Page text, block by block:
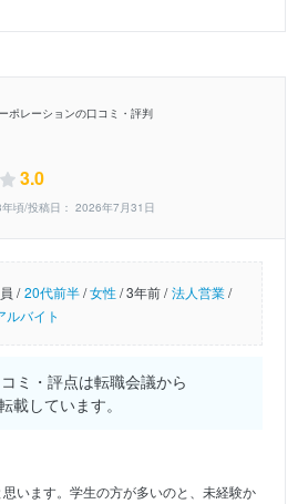
ポレーションの口コミ・評判
3.0
頃/投稿日： 2026年7月31日
/ 20代前半/女性/3年前 / 法人営業/
ルバイト
ミ・評点は転職会議から
載しています。
います。学生の方が多いのと、未経験か